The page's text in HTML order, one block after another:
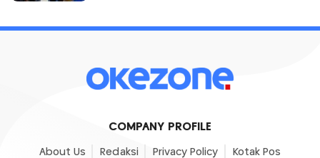
COMPANY PROFILE
About Us Redaksi Privacy Policy Kotak Pos